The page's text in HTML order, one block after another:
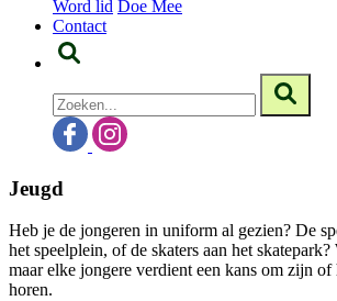
Word lid Doe Mee
Contact
Jeugd
Heb je de jongeren in uniform al gezien? De
het speelplein, of de skaters aan het
maar elke jongere verdient een kans om zijn of
horen.